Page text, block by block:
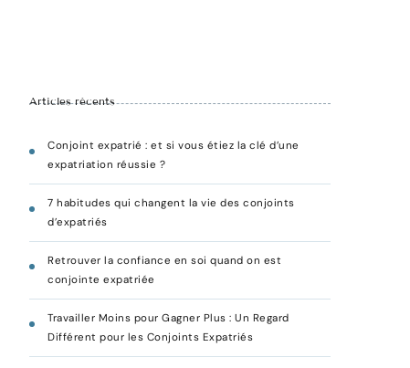
Articles récents
Conjoint expatrié : et si vous étiez la clé d’une
expatriation réussie ?
7 habitudes qui changent la vie des conjoints
d’expatriés
Retrouver la confiance en soi quand on est
conjointe expatriée
Travailler Moins pour Gagner Plus : Un Regard
Différent pour les Conjoints Expatriés